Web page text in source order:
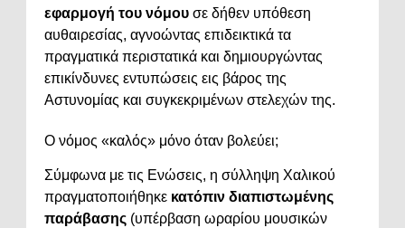
εφαρμογή του νόμου σε δήθεν υπόθεση
αυθαιρεσίας, αγνοώντας επιδεικτικά τα
πραγματικά περιστατικά και δημιουργώντας
επικίνδυνες εντυπώσεις εις βάρος της
Αστυνομίας και συγκεκριμένων στελεχών της.
Ο νόμος «καλός» μόνο όταν βολεύει;
Σύμφωνα με τις Ενώσεις, η σύλληψη Χαλικού
πραγματοποιήθηκε κατόπιν διαπιστωμένης
παράβασης (υπέρβαση ωραρίου μουσικών